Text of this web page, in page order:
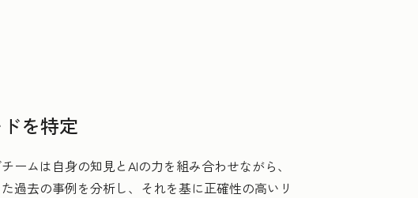
を特定
ムは自身の知見とAIの力を組み合わせながら、
過去の事例を分析し、それを基に正確性の高いリ